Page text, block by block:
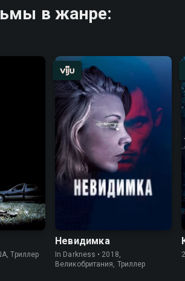
в жанре:
Триллер
Невидимка
In Darkness • 2018,
Великобритания, Триллер